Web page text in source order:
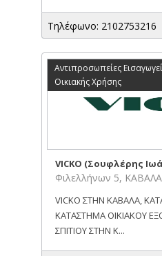
Τηλέφωνο: 2102753216
Αντιπροσωπείες
Οικιακής Χρήσης
VICKO (Σουφλέρης
Φιλελλήνων 5,
VICKO ΣΤΗΝ ΚΑΒΑΛΑ,
ΚΑΤΑΣΤΗΜΑ ΟΙΚΙΑΚΟΥ
ΣΠΙΤΙΟΥ ΣΤΗΝ Κ...